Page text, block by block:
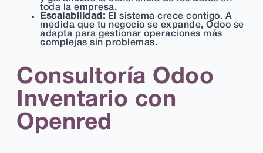
toda la empresa.
Escalabilidad: El sistema crece contigo. A
medida que tu negocio se expande, Odoo se
adapta para gestionar operaciones más
complejas sin problemas.
Consultoría Odoo
Inventario con
Openred